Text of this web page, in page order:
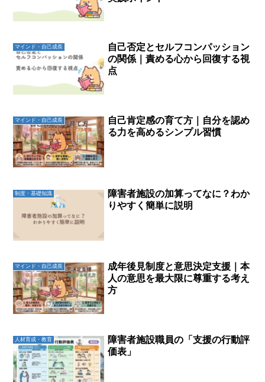
マインド・自己成長
自己否定とセルフコンパッション
の関係｜責める心から回復する視
点
マインド・自己成長
自己肯定感の育て方｜自分を認め
る力を高めるシンプル習慣
制度・基礎知識
障害者施設の加算ってなに？わか
りやすく簡単に説明
マインド・自己成長
成年後見制度と意思決定支援｜本
人の意思を最大限に尊重する考え
方
人材育成・教育
障害者施設職員の「支援の行動評
価表」